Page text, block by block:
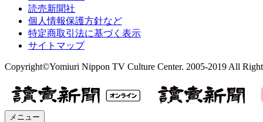
読売新聞社
個人情報保護方針など
特定商取引法に基づく表示
サイトマップ
Copyright©Yomiuri Nippon TV Culture Center. 2005-2019 All
メニュー